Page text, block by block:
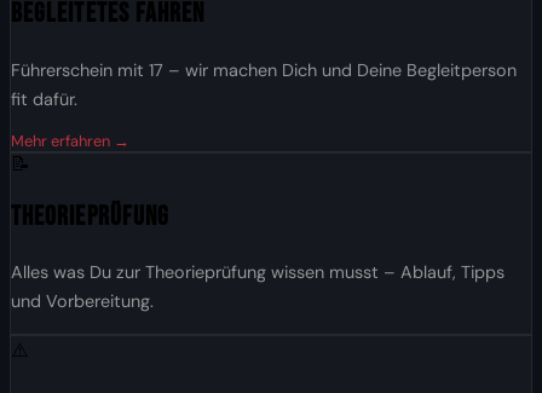
Begleitetes Fahren
Führerschein mit 17 – wir machen Dich und Deine Begleitperson
fit dafür.
Mehr erfahren →
📝
Theorieprüfung
Alles was Du zur Theorieprüfung wissen musst – Ablauf, Tipps
und Vorbereitung.
⚠️